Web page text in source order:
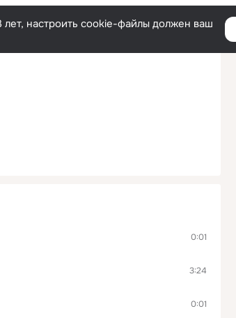
настроить cookie-файлы должен ваш
0:01
3:24
0:01